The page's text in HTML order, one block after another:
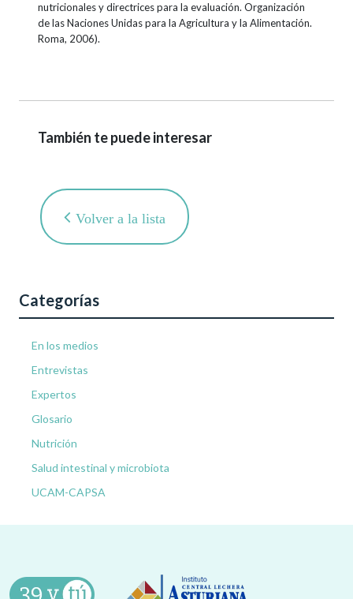
nutricionales y directrices para la evaluación. Organización
de las Naciones Unidas para la Agricultura y la Alimentación.
Roma, 2006).
También te puede interesar
Volver a la lista
Categorías
En los medios
Entrevistas
Expertos
Glosario
Nutrición
Salud intestinal y microbiota
UCAM-CAPSA